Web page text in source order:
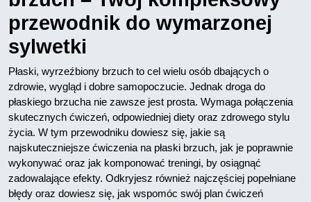
przewodnik do wymarzonej
sylwetki
Płaski, wyrzeźbiony brzuch to cel wielu osób dbających o
zdrowie, wygląd i dobre samopoczucie. Jednak droga do
płaskiego brzucha nie zawsze jest prosta. Wymaga połączenia
skutecznych ćwiczeń, odpowiedniej diety oraz zdrowego stylu
życia. W tym przewodniku dowiesz się, jakie są
najskuteczniejsze ćwiczenia na płaski brzuch, jak je poprawnie
wykonywać oraz jak komponować treningi, by osiągnąć
zadowalające efekty. Odkryjesz również najczęściej popełniane
błędy oraz dowiesz się, jak wspomóc swój plan ćwiczeń